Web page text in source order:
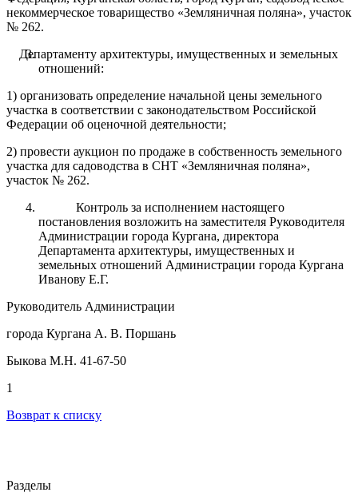
некоммерческое товарищество «Земляничная поляна», участок
№ 262.
Департаменту архитектуры, имущественных и земельных
отношений:
1) организовать определение начальной цены земельного
участка в соответствии с законодательством Российской
Федерации об оценочной деятельности;
2) провести аукцион по продаже в собственность земельного
участка для садоводства в СНТ «Земляничная поляна»,
участок № 262.
Контроль за исполнением настоящего
постановления возложить на заместителя Руководителя
Администрации города Кургана, директора
Департамента архитектуры, имущественных и
земельных отношений Администрации города Кургана
Иванову Е.Г.
Руководитель Администрации
города Кургана А. В. Поршань
Быкова М.Н. 41-67-50
1
Возврат к списку
Разделы